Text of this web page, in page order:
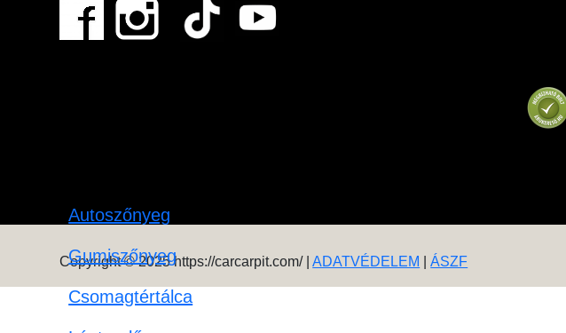
Autoszőnyeg
Gumiszőnyeg
Csomagtértálca
Copyright © 2025 https://carcarpit.com/ |ADATVÉDELEM |ÁSZF